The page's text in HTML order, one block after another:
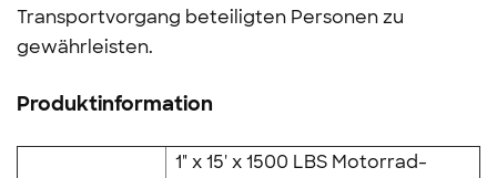
Transportvorgang beteiligten Personen zu
gewährleisten.
Produktinformation
1" x 15' x 1500 LBS Motorrad-